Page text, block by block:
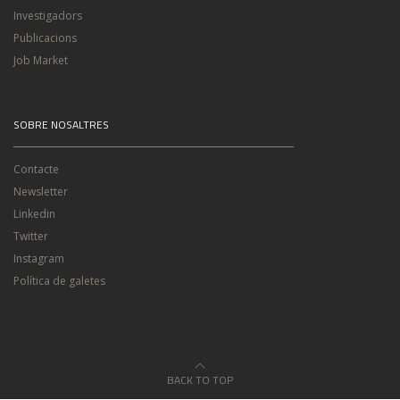
Investigadors
Publicacions
Job Market
SOBRE NOSALTRES
Contacte
Newsletter
Linkedin
Twitter
Instagram
Política de galetes
BACK TO TOP